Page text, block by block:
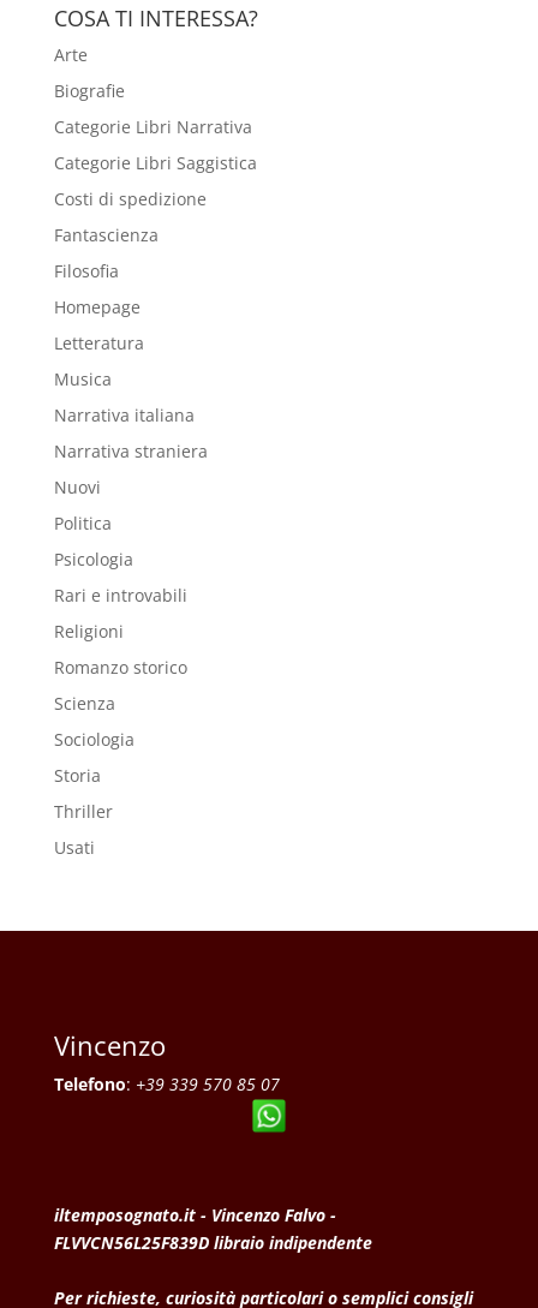
COSA TI INTERESSA?
Arte
Biografie
Categorie Libri Narrativa
Categorie Libri Saggistica
Costi di spedizione
Fantascienza
Filosofia
Homepage
Letteratura
Musica
Narrativa italiana
Narrativa straniera
Nuovi
Politica
Psicologia
Rari e introvabili
Religioni
Romanzo storico
Scienza
Sociologia
Storia
Thriller
Usati
Vincenzo
Telefono: +39 339 570 85 07
iltemposognato.it - Vincenzo Falvo -
FLVVCN56L25F839D libraio indipendente
Per richieste, curiosità particolari o semplici consigli